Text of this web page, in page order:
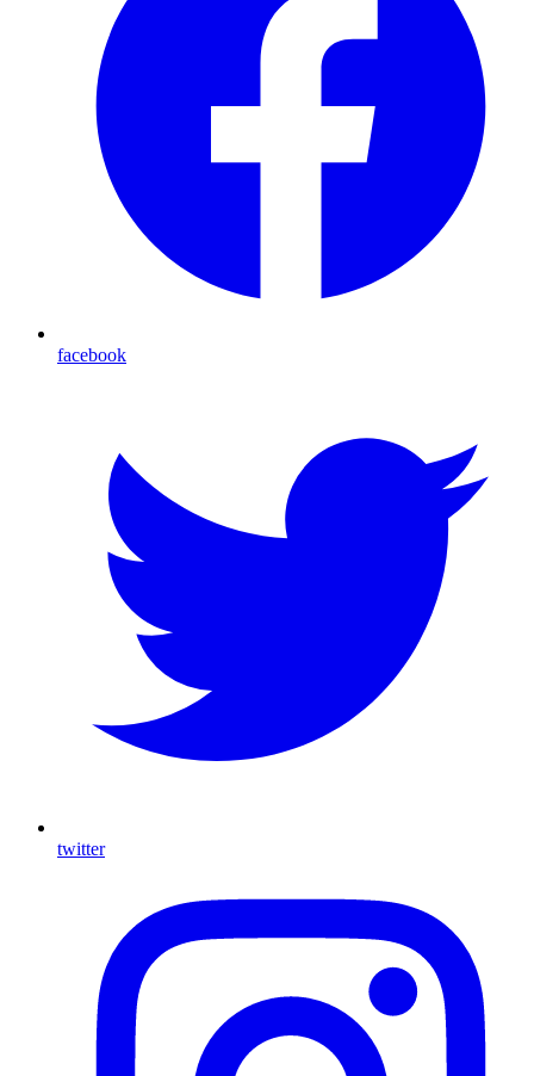
facebook
twitter